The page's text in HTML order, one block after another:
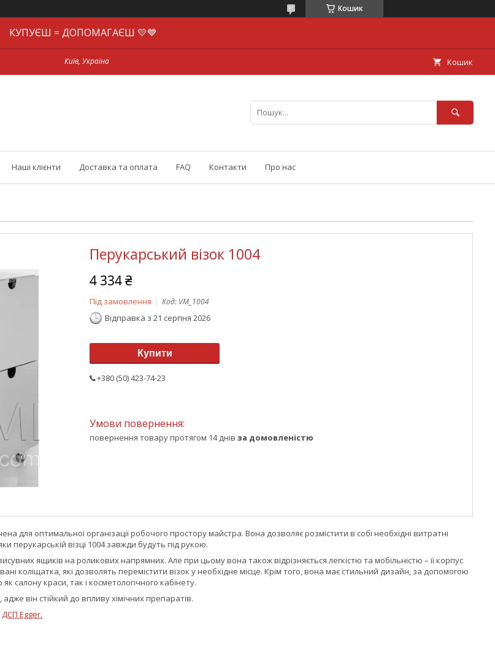
Кошик
КУПУЄШ = ДОПОМАГАЄШ 💛💙
Київ, Україна Кошик
Наші клієнти Доставка та оплата FAQ Контакти Про нас
Перукарський візок 1004
4 334 ₴
Під замовлення Код: VM_1004
Відправка з 21 серпня 2026
Купити
+380 (50) 423-74-23
повернення товару протягом 14 днів за домовленістю
для оптимальної організації робочого простору майстра. Вона дозволяє розмістити в собі необхідні витратні
перукарській візці 1004 завжди будуть під рукою.
ящиків на роликових напрямних. Але при цьому вона також відрізняється легкістю та мобільністю – її корпус
коліщатка, які дозволять перемістити візок у необхідне місце. Крім того, вона має стильний дизайн, за допомогою
салону краси, так і косметологічного кабінету.
він стійкий до впливу хімічних препаратів.
ДСП Egger.